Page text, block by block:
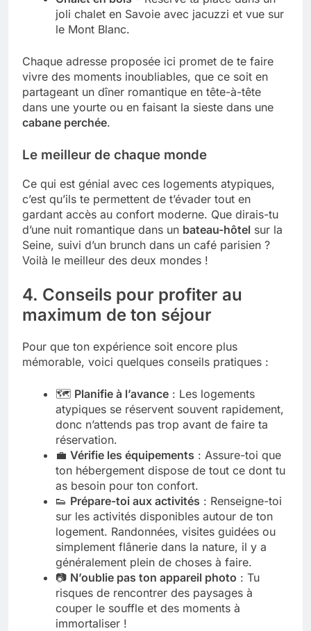
joli chalet en Savoie avec jacuzzi et vue sur
le Mont Blanc.
Chaque adresse proposée ici promet de te faire
vivre des moments inoubliables, que ce soit en
partageant un dîner romantique en tête-à-tête
dans une yourte ou en faisant la sieste dans une
cabane perchée.
Le meilleur de chaque monde
Ce qui est génial avec ces logements atypiques,
c’est qu’ils te permettent de t’évader tout en
gardant accès au confort moderne. Que dirais-tu
d’une nuit romantique dans un bateau-hôtel sur la
Seine, suivi d’un brunch dans un café parisien ?
Voilà le meilleur des deux mondes !
4. Conseils pour profiter au
maximum de ton séjour
Pour que ton expérience soit encore plus
mémorable, voici quelques conseils pratiques :
🗺️ Planifie à l’avance : Les logements
atypiques se réservent souvent rapidement,
donc n’attends pas trop avant de faire ta
réservation.
💼 Vérifie les équipements : Assure-toi que
ton hébergement dispose de tout ce dont tu
as besoin pour ton confort.
👟 Prépare-toi aux activités : Renseigne-toi
sur les activités disponibles autour de ton
logement. Randonnées, visites guidées ou
simplement flânerie dans la nature, il y a
généralement plein de choses à faire.
📷 N’oublie pas ton appareil photo : Tu
risques de rencontrer des paysages à
couper le souffle et des moments à
immortaliser !